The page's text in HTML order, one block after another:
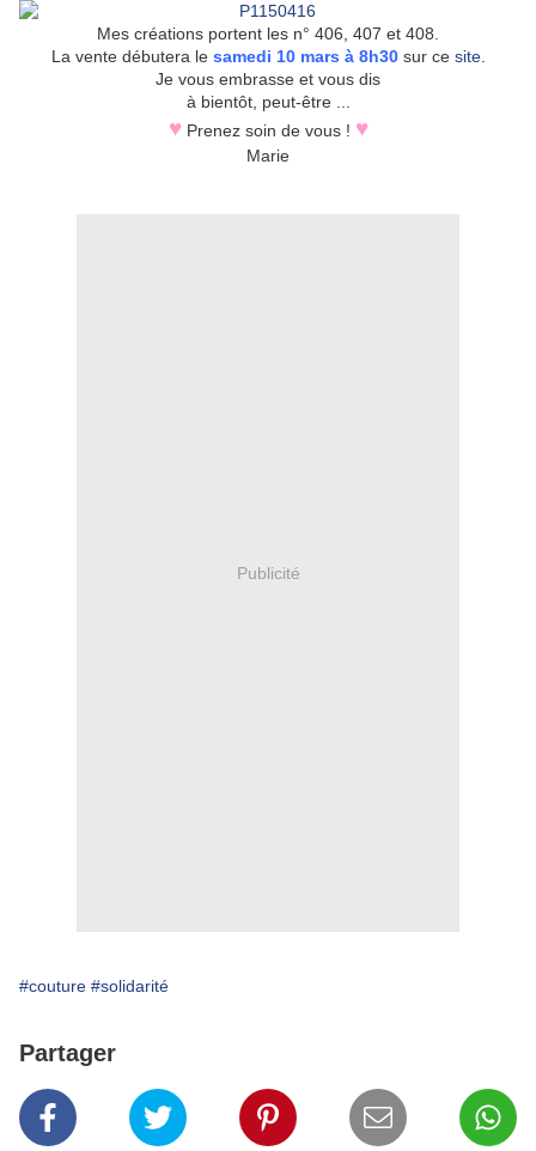
Mes créations portent les n° 406, 407 et 408.
La vente débutera le samedi 10 mars à 8h30sur ce site.
Je vous embrasse et vous dis
à bientôt, peut-être ...
♥Prenez soin de vous ! ♥
Marie
Publicité
#couture #solidarité
Partager